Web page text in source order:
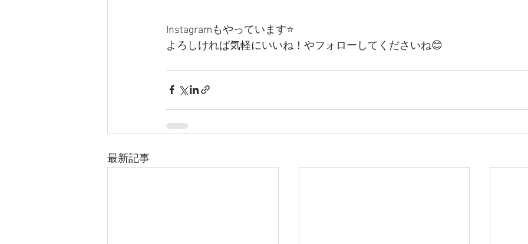
Instagramもやっています⭐
よろしければ気軽にいいね！やフォローしてくださいね😊
最新記事